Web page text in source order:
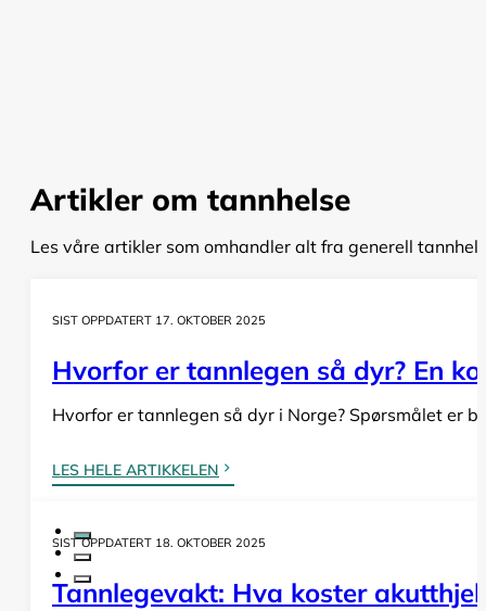
Artikler om tannhelse
Les våre artikler som omhandler alt fra generell
SIST OPPDATERT 17. OKTOBER 2025
Hvorfor er tannlegen så dyr? En
Hvorfor er tannlegen så dyr i Norge? Spørsmålet er
LES HELE ARTIKKELEN
SIST OPPDATERT 18. OKTOBER 2025
Tannlegevakt: Hva koster